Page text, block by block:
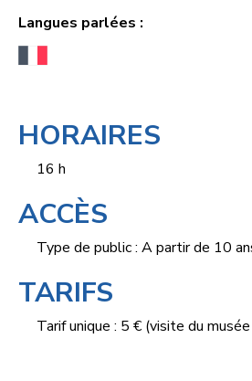
Langues parlées :
HORAIRES
16 h
ACCÈS
Type de public : A partir de 10
TARIFS
Tarif unique : 5 € (visite du